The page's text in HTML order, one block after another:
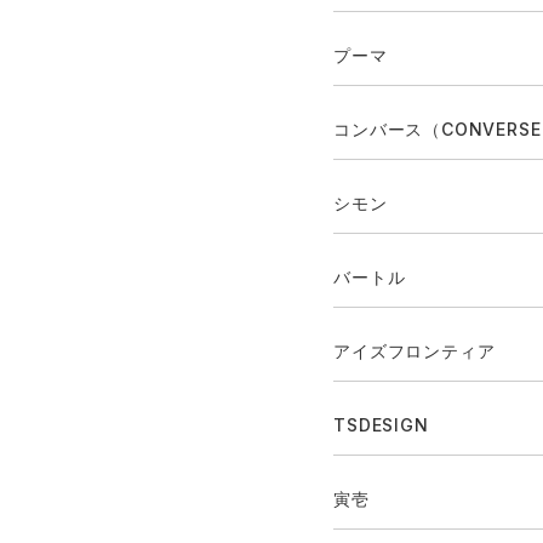
プーマ
コンバース（
シモン
バートル
アイズフロンティア
TSDESIGN
寅壱